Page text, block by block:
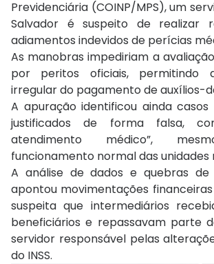
Previdenciária (COINP/MPS), um
Salvador é suspeito de realizar
adiamentos indevidos de perícias
As manobras impediriam a
por peritos oficiais, permitindo
irregular do pagamento de auxílios-
A apuração identificou ainda casos
justificados de forma falsa,
atendimento médico”,
funcionamento normal das unidades
A análise de dados e quebras de
apontou movimentações financeiras
suspeita que intermediários
beneficiários e repassavam parte
servidor responsável pelas
do INSS.